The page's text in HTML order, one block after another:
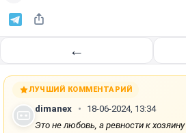
←
ЛУЧШИЙ КОММЕНТАРИЙ
dimanex
18-06-2024, 13:34
Это не любовь, а ревности к хозяину